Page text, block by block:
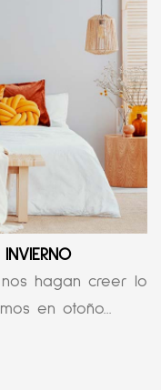
hagan creer lo
en otoño...